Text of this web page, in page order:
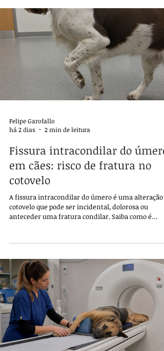
Felipe Garofallo
há 2 dias
2 min de leitura
Fissura intracondilar do úmero
em cães: risco de fratura no
cotovelo
A fissura intracondilar do úmero é uma alteração
cotovelo que pode ser incidental, dolorosa ou
anteceder uma fratura condilar. Saiba como é